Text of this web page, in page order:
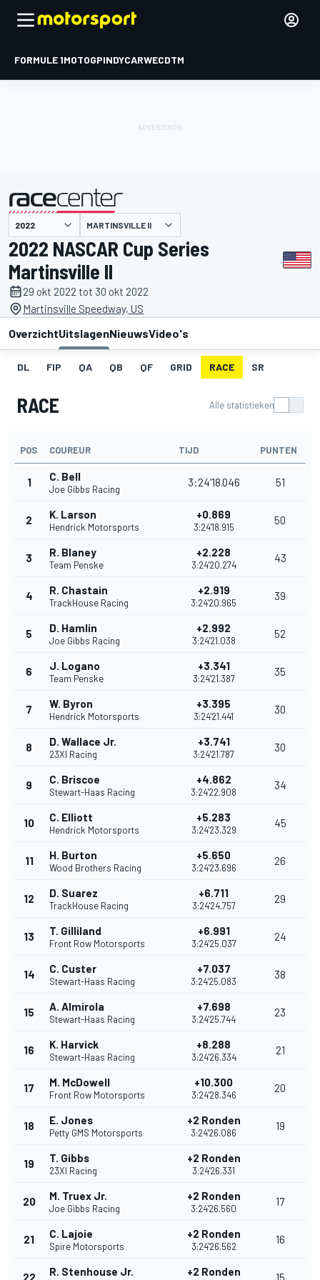
FORMULE 1MOTOGPINDYCARWECDTM
gepresenteerd door MARTINSVILLE II
2022 NASCAR Cup Series
Martinsville II
29 okt 2022 tot 30 okt 2022
Martinsville Speedway, US
OverzichtUitslagenNieuwsVideo's
DL FIP QA QB QF GRID RACE SR
RACE Alle statistieken
POS COUREUR TIJD PUNTEN
1 C. Bell
Joe Gibbs Racing
3:24'18.046 51
2 K. Larson
Hendrick Motorsports
+0.869
3:24'18.915
50
3 R. Blaney
Team Penske
+2.228
3:24'20.274
43
4 R. Chastain
TrackHouse Racing
+2.919
3:24'20.965
39
5 D. Hamlin
Joe Gibbs Racing
+2.992
3:24'21.038
52
6 J. Logano
Team Penske
+3.341
3:24'21.387
35
7 W. Byron
Hendrick Motorsports
+3.395
3:24'21.441
30
8 D. Wallace Jr.
23XI Racing
+3.741
3:24'21.787
30
9 C. Briscoe
Stewart-Haas Racing
+4.862
3:24'22.908
34
10 C. Elliott
Hendrick Motorsports
+5.283
3:24'23.329
45
11 H. Burton
Wood Brothers Racing
+5.650
3:24'23.696
26
12 D. Suarez
TrackHouse Racing
+6.711
3:24'24.757
29
13 T. Gilliland
Front Row Motorsports
+6.991
3:24'25.037
24
14 C. Custer
Stewart-Haas Racing
+7.037
3:24'25.083
38
15 A. Almirola
Stewart-Haas Racing
+7.698
3:24'25.744
23
16 K. Harvick
Stewart-Haas Racing
+8.288
3:24'26.334
21
17 M. McDowell
Front Row Motorsports
+10.300
3:24'28.346
20
18 E. Jones
Petty GMS Motorsports
+2 Ronden
3:24'26.086
19
19 T. Gibbs
23XI Racing
+2 Ronden
3:24'26.331
20 M. Truex Jr.
Joe Gibbs Racing
+2 Ronden
3:24'26.560
17
21 C. Lajoie
Spire Motorsports
+2 Ronden
3:24'26.562
16
22 R. Stenhouse Jr. +2 Ronden 15